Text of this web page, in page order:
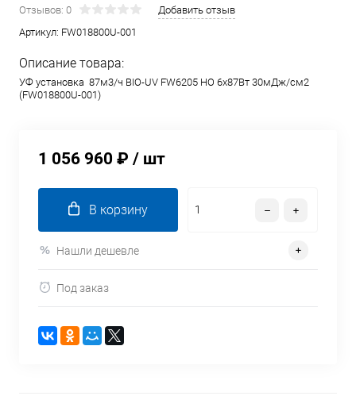
Отзывов: 0
Добавить отзыв
Артикул: FW018800U-001
Описание товара:
УФ установка 87м3/ч BIO-UV FW6205 HO 6х87Вт 30мДж/см2
(FW018800U-001)
1 056 960 ₽ / шт
В корзину
Нашли дешевле
Под заказ